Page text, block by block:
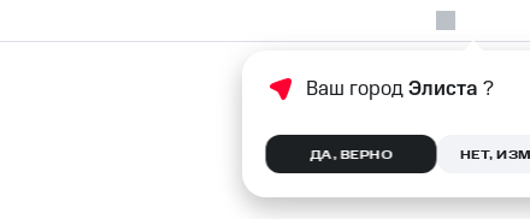
Ваш городЭлиста ?
ДА, ВЕРНО НЕТ,